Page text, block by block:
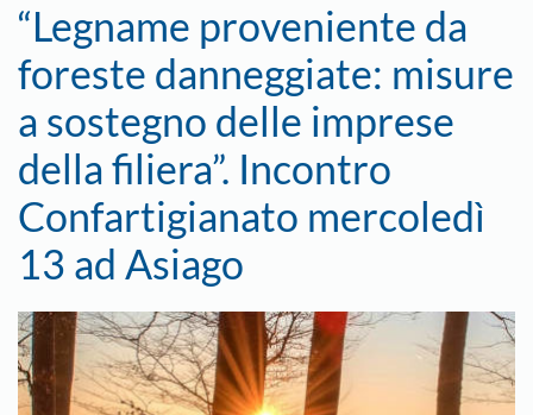
“Legname proveniente da
foreste danneggiate: misure
a sostegno delle imprese
della filiera”. Incontro
Confartigianato mercoledì
13 ad Asiago